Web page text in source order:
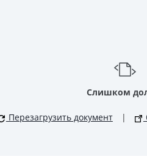
Слишком
Перезагрузить документ |